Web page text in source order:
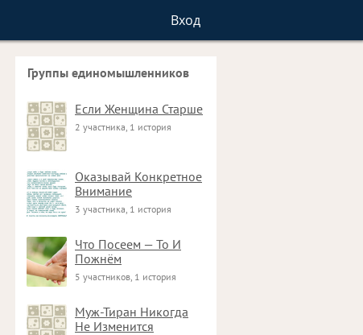
Вход
Группы единомышленников
Если Женщина Старше
2 участника, 1 история
Оказывай Конкретное
Внимание
3 участника, 1 история
Что Посеем — То И
Пожнём
5 участников, 1 история
Муж-Тиран Никогда
Не Изменится